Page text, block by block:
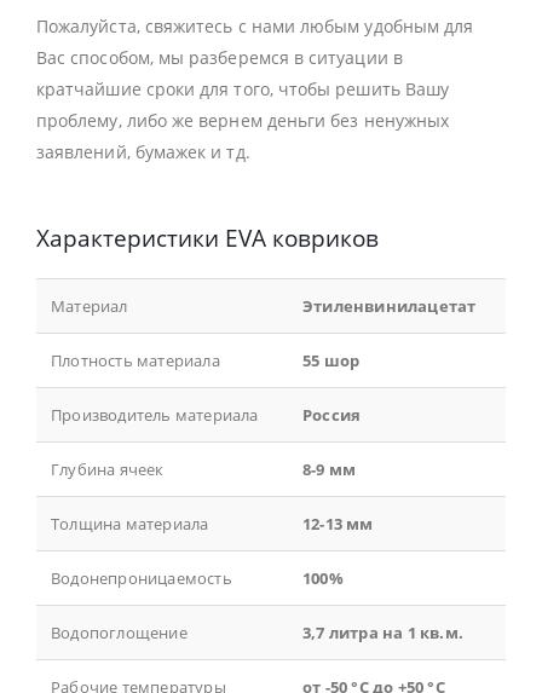
Пожалуйста, свяжитесь с нами любым удобным для
Вас способом, мы разберемся в ситуации в
кратчайшие сроки для того, чтобы решить Вашу
проблему, либо же вернем деньги без ненужных
заявлений, бумажек и тд.
Характеристики EVA ковриков
Материал Этиленвинилацетат
Плотность материала 55 шор
Производитель материала Россия
Глубина ячеек 8-9 мм
Толщина материала 12-13 мм
Водонепроницаемость 100%
Водопоглощение 3,7 литра на 1 кв.м.
Рабочие температуры от -50 °С до +50 °С